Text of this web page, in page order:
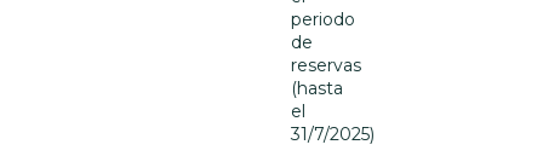
periodo
de
reservas
(hasta
el
31/7/2025)